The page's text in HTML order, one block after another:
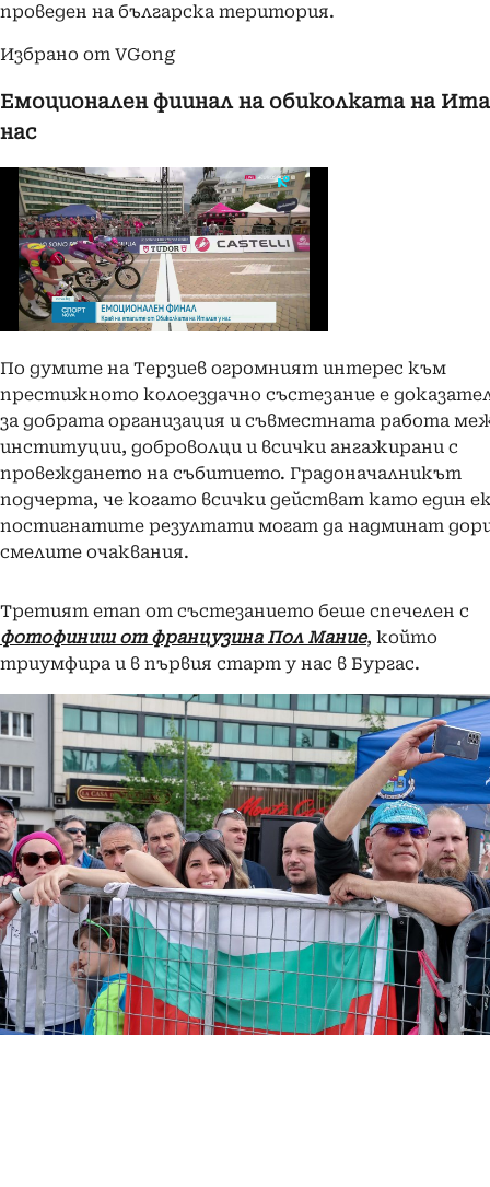
проведен на българска територия.
Избрано от VGong
Емоционален фиинал на обиколката на
нас
По думите на Терзиев огромният интерес към
престижното колоездачно състезание е
за добрата организация и съвместната работа
институции, доброволци и всички ангажирани с
провеждането на събитието. Градоначалникът
подчерта, че когато всички действат като един
постигнатите резултати могат да надминат
смелите очаквания.
Третият етап от състезанието беше спечелен с
фотофиниш от французина Пол Мание, който
триумфира и в първия старт у нас в Бургас.